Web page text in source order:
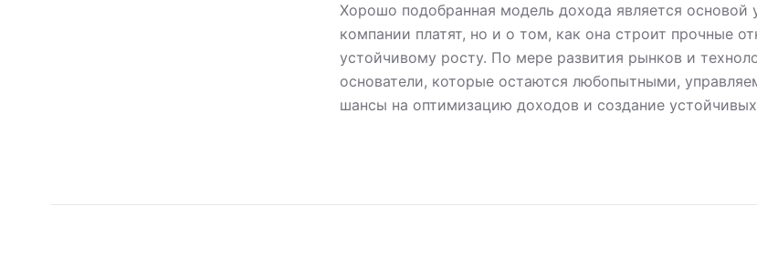
Хорошо подобранная модель дохода является основой
компании платят, но и о том, как она строит прочные
устойчивому росту. По мере развития рынков и
основатели, которые остаются любопытными,
шансы на оптимизацию доходов и создание